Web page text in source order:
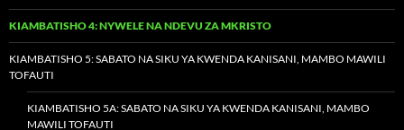
KIAMBATISHO 4: NYWELE NA NDEVU ZA MKRISTO
KIAMBATISHO 5: SABATO NA SIKU YA KWENDA KANISANI, MAMBO MAWILI
TOFAUTI
KIAMBATISHO 5A: SABATO NA SIKU YA KWENDA KANISANI, MAMBO
MAWILI TOFAUTI